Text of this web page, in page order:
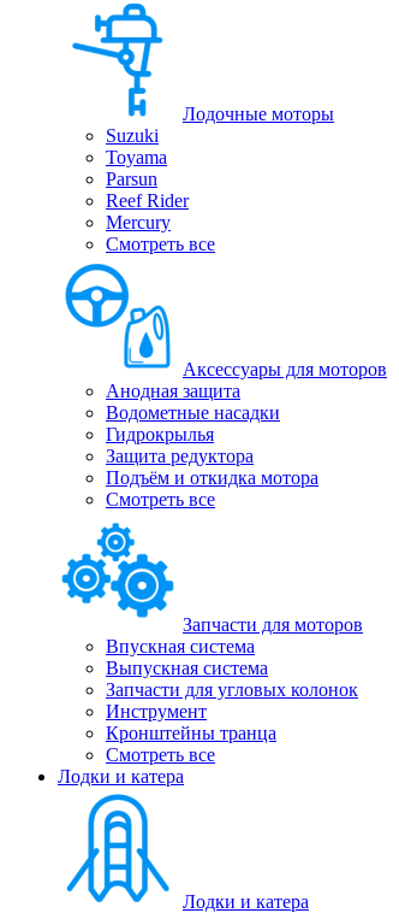
Лодочные моторы
Suzuki
Toyama
Parsun
Reef Rider
Mercury
Смотреть все
Аксессуары для моторов
Анодная защита
Водометные насадки
Гидрокрылья
Защита редуктора
Подъём и откидка мотора
Смотреть все
Запчасти для моторов
Впускная система
Выпускная система
Запчасти для угловых колонок
Инструмент
Кронштейны транца
Смотреть все
Лодки и катера
Лодки и катера